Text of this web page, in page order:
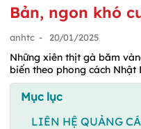
Bản, ngon khó
anhtc - 20/01/2025
Những xiên thịt gà băm
biến theo phong cách
Mục lục
LIÊN HỆ QUẢNG